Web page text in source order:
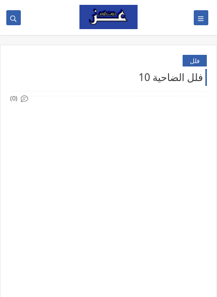
فلل
فلل الضاحية 10
(0)